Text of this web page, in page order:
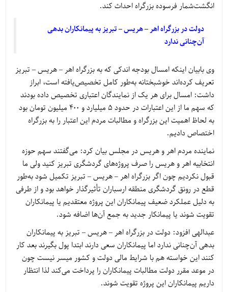
انگشت‌شمار فرسوده بزرگراه احداث کند.
دولت در بزرگراه اهر – هریس – تبریز به پیمانکاران بدهی
آن‌چنانی ندارد
وی بابیان اینکه امسال بودجه اندکی که به بزرگراه اهر – هریس – تبریز
تعریف کرده‌اند خوشبختانه به‌طور کامل تخصیص‌یافته است، ابراز
داشت: امسال برای هر یک از نمایندگان اعتباری تخصیص داده بودند
که سهم ما از این اعتبارات در حدود 5 میلیارد و 400 میلیون تومان بود
به لحاظ اهمیت این بزرگراه و مطالبات مردم این اعتبار را به بزرگراه
اختصاص دادیم.
نماینده مردم اهر و هریس در مجلس بیان کرد: می‌گفتند سهم حوزه
انتخابیه اهر و هریس را صرف پروژه‌های گردشگری تبریز کنید ولی ما
قبول نکردیم چون اگر بزرگراه اهر – هریس – تبریز تکمیل شود به‌طور
قطع در رونق گردشگری منطقه ارسباران تأثیرگذار خواهد بود و از طرفی
به دلیل عملکرد ضعیف پیمانکاران این پروژه معتقدیم یا پیمانکاران
تقویت شوند یا پیمانکار جدید به جمع آن‌ها اضافه شود.
عبدالهی افزود: دولت در بزرگراه اهر – هریس – تبریز به پیمانکاران
بدهی آن‌چنانی ندارد اما پیمانکاران سعی دارند ابتدا پول بگیرند بعد کار
کنند این خواسته هم با شرایط مالی دولت و کشور میسر نیست چون
در موعد مقرر دولت مطالبات پیمانکاران را پرداخت می‌کند لذا انتظار
داریم پیمانکاران این پروژه تقویت شوند.